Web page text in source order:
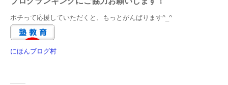
ポチって応援していただくと、もっとがんばります^_^
にほんブログ村